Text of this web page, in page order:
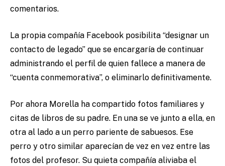
comentarios.
La propia compañía Facebook posibilita “designar un
contacto de legado” que se encargaría de continuar
administrando el perfil de quien fallece a manera de
“cuenta conmemorativa”, o eliminarlo definitivamente.
Por ahora Morella ha compartido fotos familiares y
citas de libros de su padre. En una se ve junto a ella, en
otra al lado a un perro pariente de sabuesos. Ese
perro y otro similar aparecían de vez en vez entre las
fotos del profesor. Su quieta compañía aliviaba el